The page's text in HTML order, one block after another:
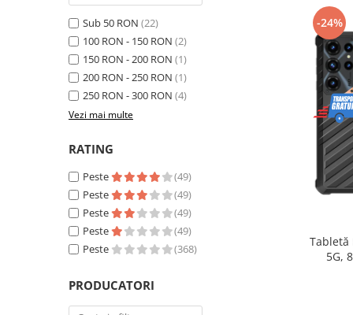
Telefoane mobile Realme
Telefoane mobile ZTE Nubia
Telefoane mobile ALTE BRANDURI
Tablete PC, mini PC si laptopuri
Tablete PC
Tablete pc cu proiector video
Laptop-uri
Monitoare pc
TV si Proiectoare Smart
Camere auto, home si sport
Sub 50 RON (22)
100 RON - 150 RON (2)
150 RON - 200 RON (1)
200 RON - 250 RON (1)
250 RON - 300 RON (4)
Vezi mai multe
RATING
Peste
(49)
Peste
(49)
Peste
(49)
Peste
(49)
Peste
(368)
PRODUCATORI
-24%
Tabletă
5G,